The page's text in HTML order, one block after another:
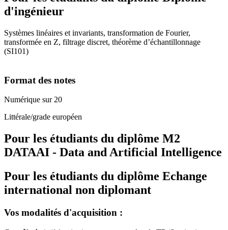
d'ingénieur
Systèmes linéaires et invariants, transformation de Fourier,
transformée en Z, filtrage discret, théorème d’échantillonnage
(SI101)
Format des notes
Numérique sur 20
Littérale/grade européen
Pour les étudiants du diplôme M2
DATAAI - Data and Artificial Intelligence
Pour les étudiants du diplôme Echange
international non diplomant
Vos modalités d'acquisition :